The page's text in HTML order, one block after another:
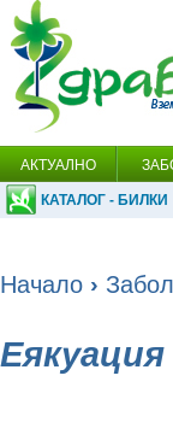
АКТУАЛНО
КАТАЛОГ - БИЛКИ
Начало ›
Еякуация